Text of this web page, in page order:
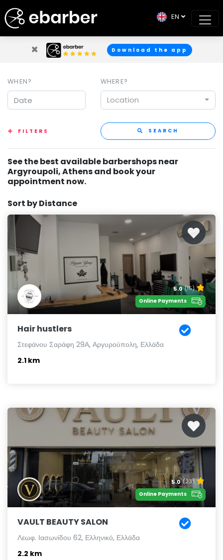
× Download the app
EN
WHEN? WHERE?
Location
FILTERS SEARCH
See the best available barbershops near
Argyroupoli, Athens and book your
appointment now.
Sort by Distance
5.0 (15)
Online Payments
Hair hustlers
Στεφάνου Σαράφη 29Α, Αργυρούπολη, Ελλάδα
2.1 km
5.0 (23)
Online Payments
VAULT BEAUTY SALON
Λεωφ. Ιασωνίδου 62, Ελληνικό, Ελλάδα
2.2 km